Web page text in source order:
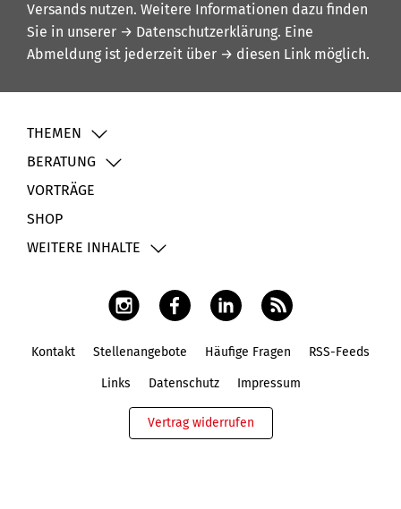
Versands nutzen. Weitere Informationen dazu finden
Sie in unserer → Datenschutzerklärung. Eine
Abmeldung ist jederzeit über → diesen Link möglich.
THEMEN
BERATUNG
VORTRÄGE
SHOP
WEITERE INHALTE
Kontakt Stellenangebote Häufige Fragen RSS-Feeds
Links Datenschutz Impressum
Vertrag widerrufen